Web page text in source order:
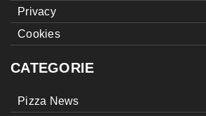
Privacy
Cookies
CATEGORIE
Pizza News